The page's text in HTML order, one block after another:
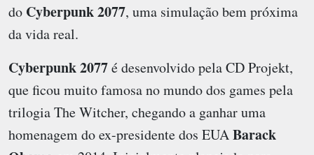
do Cyberpunk 2077, uma simulação bem próxima
da vida real.
Cyberpunk 2077é desenvolvido pela CD Projekt,
que ficou muito famosa no mundo dos games pela
trilogia The Witcher, chegando a ganhar uma
homenagem do ex-presidente dos EUABarack